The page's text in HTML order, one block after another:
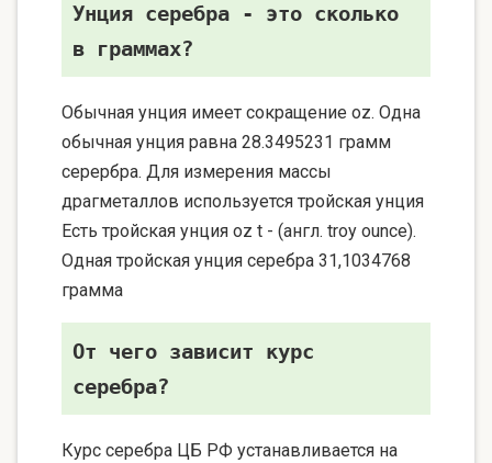
Унция серебра - это сколько
в граммах?
Обычная унция имеет сокращение oz. Одна
обычная унция равна 28.3495231 грамм
серербра. Для измерения массы
драгметаллов используется тройская унция
Есть тройская унция oz t - (англ. troy ounce).
Одная тройская унция серебра 31,1034768
грамма
От чего зависит курс
серебра?
Курс серебра ЦБ РФ устанавливается на